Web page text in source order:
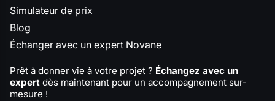
Simulateur de prix
Blog
Échanger avec un expert Novane
Prêt à donner vie à votre projet ? Échangez avec un
expert dès maintenant pour un accompagnement sur-
mesure !